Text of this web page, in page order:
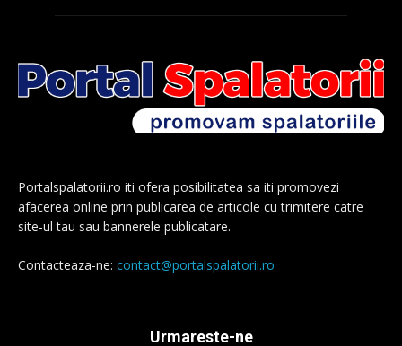
Portalspalatorii.ro iti ofera posibilitatea sa iti promovezi
afacerea online prin publicarea de articole cu trimitere catre
site-ul tau sau bannerele publicatare.
Contacteaza-ne: contact@portalspalatorii.ro
Urmareste-ne